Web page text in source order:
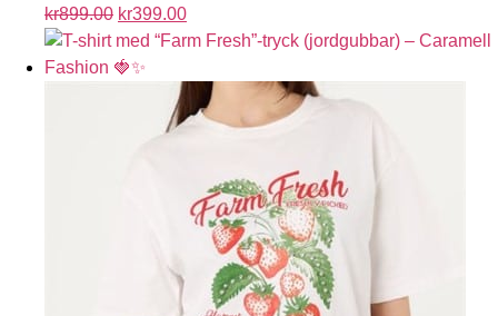
kr899.00 kr399.00